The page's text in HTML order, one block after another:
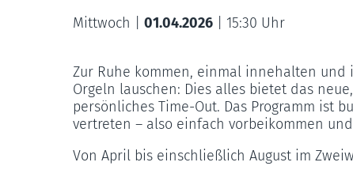
Mittwoch | 01.04.2026 15:30 Uhr
Zur Ruhe kommen, einmal innehalten
Orgeln lauschen: Dies alles bietet das
persönliches Time-Out. Das Programm ist
vertreten – also einfach vorbeikommen
Von April bis einschließlich August im